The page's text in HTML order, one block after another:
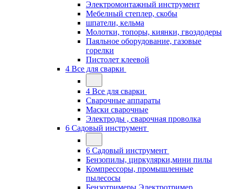
Электромонтажный инструмент
Мебелный степлер, скобы
шпатели, кельма
Молотки, топоры, киянки, гвоздодеры
Паяльное оборудование, газовые
горелки
Пистолет клеевой
4 Все для сварки
4 Все для сварки
Сварочные аппараты
Маски сварочные
Электроды , сварочная проволка
6 Садовый инструмент
6 Садовый инструмент
Бензопилы, циркулярки,мини пилы
Компрессоры, промышленные
пылесосы
Бензотримеры,Электротример,